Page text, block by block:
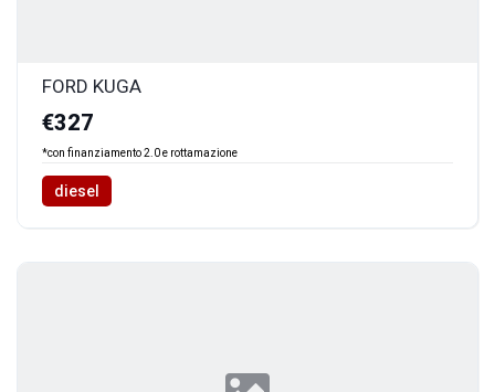
FORD KUGA
€327
*con finanziamento 2.0 e rottamazione
diesel